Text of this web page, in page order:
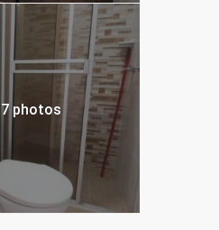
7 photos